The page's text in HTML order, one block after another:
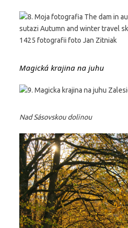
Magická krajina na juhu
Nad Sásovskou dolinou